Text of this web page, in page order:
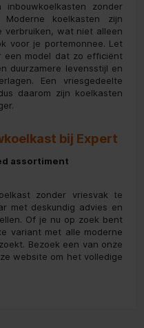
zonder
koelkasten zijn
verbruiken, wat niet alleen
voor je portemonnee. Let
een model dat zo efficiënt
duurzamere levensstijl en
Een vriesgedeelte
daarom zijn koelkasten
bij Expert
assortiment
zonder vriesvak te
met deskundig advies en
Of je nu op zoek bent
variant met alle moderne
Bezoek een van onze
website om het volledige